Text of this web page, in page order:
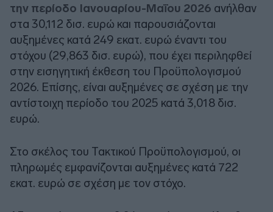
την περίοδο Ιανουαρίου-Μαΐου 2026 ανήλθαν
στα 30,112 δισ. ευρώ και παρουσιάζονται
αυξημένες κατά 249 εκατ. ευρώ έναντι του
στόχου (29,863 δισ. ευρώ), που έχει περιληφθεί
στην εισηγητική έκθεση του Προϋπολογισμού
2026. Επίσης, είναι αυξημένες σε σχέση με την
αντίστοιχη περίοδο του 2025 κατά 3,018 δισ.
ευρώ.
Στο σκέλος του Τακτικού Προϋπολογισμού, οι
πληρωμές εμφανίζονται αυξημένες κατά 722
εκατ. ευρώ σε σχέση με τον στόχο.